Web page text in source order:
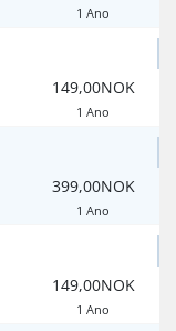
1 Ano
149,00NOK
1 Ano
399,00NOK
1 Ano
149,00NOK
1 Ano